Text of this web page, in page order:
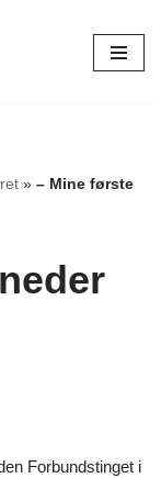
» – Mine første
Forbundstinget i